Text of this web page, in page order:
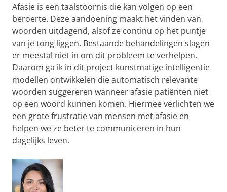
Afasie is een taalstoornis die kan volgen op een
beroerte. Deze aandoening maakt het vinden van
woorden uitdagend, alsof ze continu op het puntje
van je tong liggen. Bestaande behandelingen slagen
er meestal niet in om dit probleem te verhelpen.
Daarom ga ik in dit project kunstmatige intelligentie
modellen ontwikkelen die automatisch relevante
woorden suggereren wanneer afasie patiënten niet
op een woord kunnen komen. Hiermee verlichten we
een grote frustratie van mensen met afasie en
helpen we ze beter te communiceren in hun
dagelijks leven.